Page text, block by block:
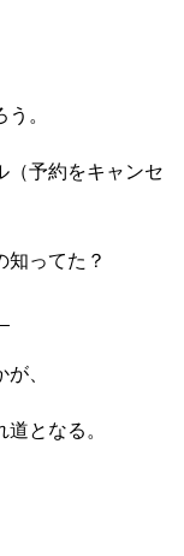
。
（予約をキャンセ
知ってた？
、
となる。